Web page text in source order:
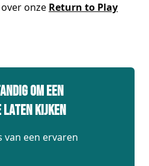
onze Return to Play
om een
kijken
van een ervaren